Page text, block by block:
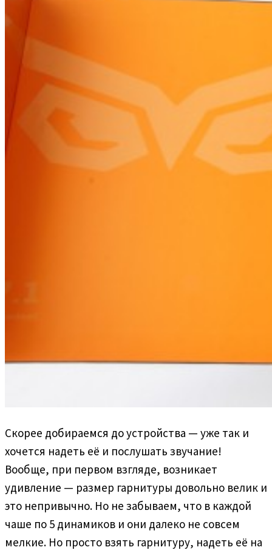
Скорее добираемся до устройства — уже так и
хочется надеть её и послушать звучание!
Вообще, при первом взгляде, возникает
удивление — размер гарнитуры довольно велик и
это непривычно. Но не забываем, что в каждой
чаше по 5 динамиков и они далеко не совсем
мелкие. Но просто взять гарнитуру, надеть её на